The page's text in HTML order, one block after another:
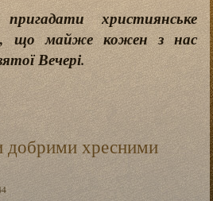
християнське
що майже кожен з нас
Вечері.
добрими хресними